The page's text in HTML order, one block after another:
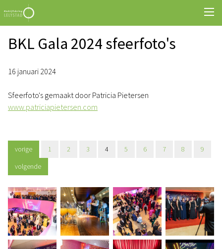
BKL Gala 2024 sfeerfoto's
16 januari 2024
Sfeerfoto's gemaakt door Patricia Pietersen
www.patriciapietersen.com
vorige 1 2 3 4 5 6 7 8
9
volgende